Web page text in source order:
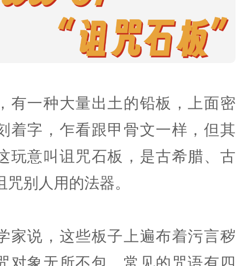
有一种大量出土的铅板，上面密
着字，乍看跟甲骨文一样，但其
玩意叫诅咒石板，是古希腊、古
咒别人用的法器。
家说，这些板子上遍布着污言秽